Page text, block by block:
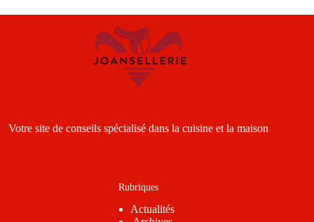
Votre site de conseils spécialisé dans la cuisine et la maison
Rubriques
Actualités